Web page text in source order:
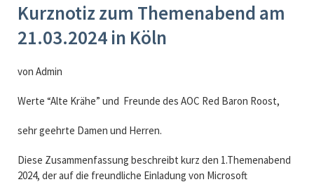
Kurznotiz zum Themenabend am
21.03.2024 in Köln
von Admin
Werte “Alte Krähe” und Freunde des AOC Red Baron Roost,
sehr geehrte Damen und Herren.
Diese Zusammenfassung beschreibt kurz den 1.Themenabend
2024, der auf die freundliche Einladung von Microsoft